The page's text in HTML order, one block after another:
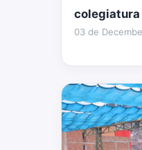
96 fotos
colegiatura
03 de